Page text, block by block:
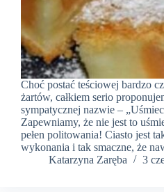
Choć postać teściowej bardzo
żartów, całkiem serio
sympatycznej nazwie –
Zapewniamy, że nie jest to
pełen politowania! Ciasto jest
wykonania i tak smaczne, że
Katarzyna Zaręba
3